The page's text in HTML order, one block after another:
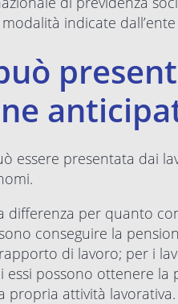
indicate dall’ente
essere presentata dai
differenza per quanto
conseguire la
di lavoro; per i
essi possono ottenere la
propria attività lavorativa.